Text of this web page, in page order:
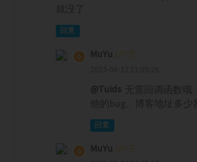
就没了
回复
MuYu UP主
@Tuids
无需回调函数哦
他的bug。博客地址多少
回复
MuYu UP主